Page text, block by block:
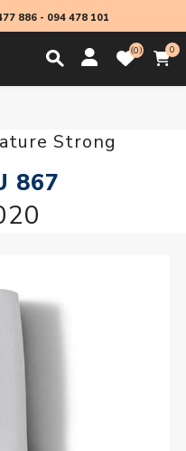
886- 094 478 101
0 0
Strong
867